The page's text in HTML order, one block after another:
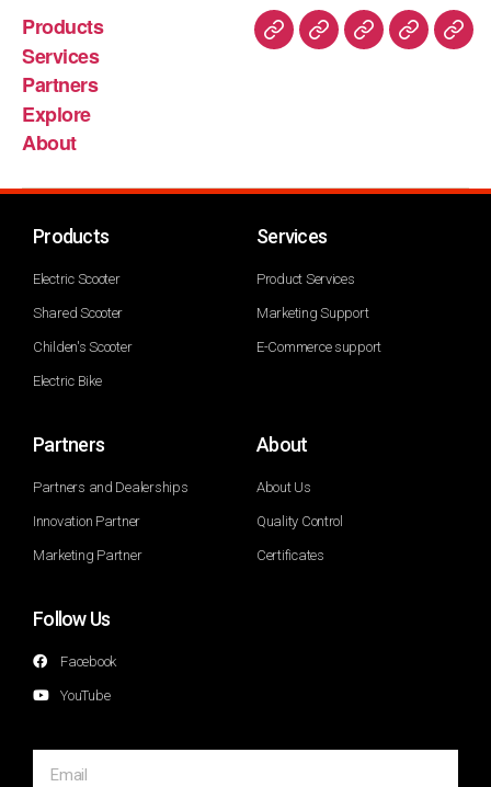
Products
Services
Partners
Explore
About
Products
Electric Scooter
Shared Scooter
Childen's Scooter
Electric Bike
Services
Product Services
Marketing Support
E-Commerce support
Partners
Partners and Dealerships
Innovation Partner
Marketing Partner
About
About Us
Quality Control
Certificates
Follow Us
Facebook
YouTube